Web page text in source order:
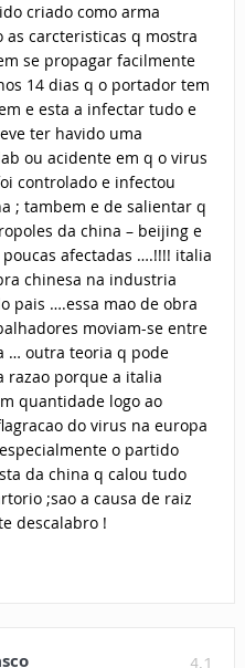
criado como arma
as carcteristicas q mostra
se propagar facilmente
14 dias q o portador tem
e esta a infectar tudo e
ter havido uma
ou acidente em q o virus
controlado e infectou
; tambem e de salientar q
da china – beijing e
afectadas ….!!!! italia
chinesa na industria
pais ….essa mao de obra
moviam-se entre
… outra teoria q pode
razao porque a italia
quantidade logo ao
do virus na europa
o partido
da china q calou tudo
;sao a causa de raiz
descalabro !
4.1